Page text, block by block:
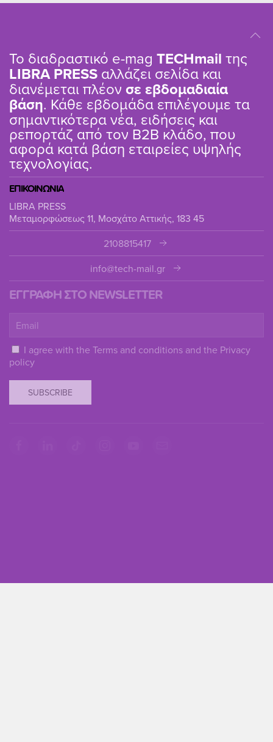
Το διαδραστικό e-mag TΕCHmail της
LIBRA PRESS αλλάζει σελίδα και
διανέμεται πλέον σε εβδομαδιαία
βάση. Κάθε εβδομάδα επιλέγουμε τα
σημαντικότερα νέα, ειδήσεις και
ρεπορτάζ από τον B2B κλάδο, που
αφορά κατά βάση εταιρείες υψηλής
τεχνολογίας.
ΕΠΙΚΟΙΝΩΝΙΑ
LIBRA PRESS
Μεταμορφώσεως 11, Μοσχάτο Αττικής, 183 45
2108815417
info@tech-mail.gr
ΕΓΓΡΑΦΗ ΣΤΟ NEWSLETTER
I agree with the Terms and conditions and the Privacy
policy
SUBSCRIBE